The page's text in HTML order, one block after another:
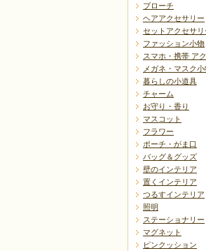
ブローチ
ヘアアクセサリー
セットアクセサリ
ファッション小物
スマホ・携帯 ア
メガネ・マスク小
暮らしの小道具
チャーム
お守り・香り
マスコット
フラワー
ポーチ・がま口
バッグ＆グッズ
壁のインテリア
置くインテリア
つるすインテリア
照明
ステーショナリー
マグネット
ピンクッション